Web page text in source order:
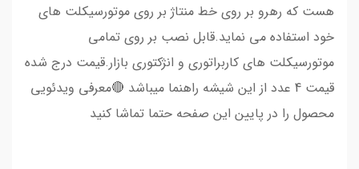
هست که رهرو بر روی خط منتاژ بر روی موتورسیکلت های
خود استفاده می نماید.قابل نصب بر روی تمامی
موتورسیکلت های کاربراتوری و انژکتوری بازار.قیمت درج شده
قیمت 4 عدد از این شیشه راهنما میباشد 🔴معرفی ویدئویی
محصول را در پایین این صفحه حتما تماشا کنید